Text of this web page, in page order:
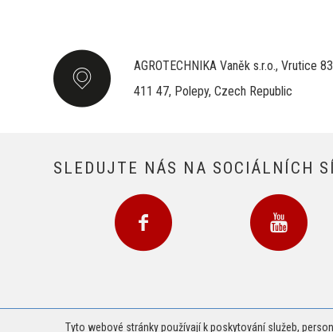
AGROTECHNIKA Vaněk s.r.o., Vrutice 83
411 47, Polepy, Czech Republic
SLEDUJTE NÁS NA SOCIÁLNÍCH
Tyto webové stránky používají k poskytování služeb,